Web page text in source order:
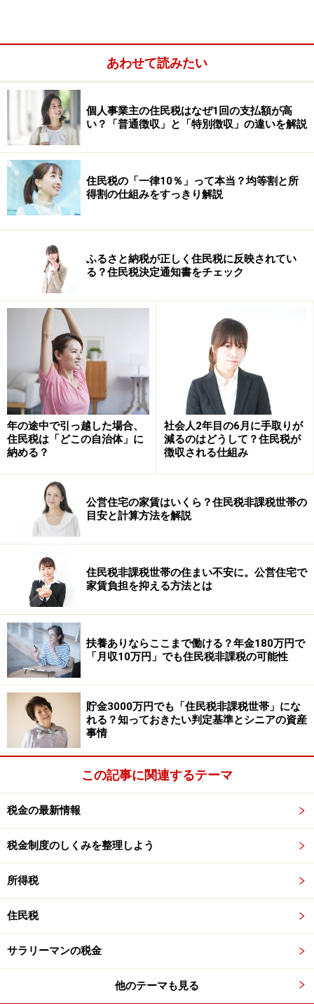
源泉所得税は所得税の一種で、税金の納め方が違うとい
ったところでしょうか。
対象は給料、退職金、年金、報酬など
源泉徴収税となるのは、利子、配当、給与、退職手当、
公的年金、報酬など。それぞれ、源泉徴収する税額の決
め方が細かく決められています。
この中で、給与、退職手当、報酬の源泉徴収所得税がど
のように決まるかを簡単にみてみましょう。
給料は税額表より源泉所得税が決まる
給料の場合、会社が従業員に代わって、給料から差し引
いて源泉所得税を国に納税します。この納税額は、給与
所得の源泉徴収税額表によって決まります。
給与所得の源泉徴収税額表（平成30年分・月額表）より、筆
者が加工したもの。毎月支払われる給料の場合、この月額表
から源泉所得税が決められる。扶養者の申告をしていえば、
扶養者の人数によって税額が変わる（甲欄参照）
この税額表は、毎月支払われる給料から控除される源泉
所得税を決めるためのものです。その月の給与（社会保
険料等を控除した後のもの）と、扶養親族の人数で税額
が自動的に決まります（甲欄より）。この扶養人数の数
は、年末調整などで会社に提出した「扶養控除等申告
書」から決められます。申告書を提出していない場合は
同様にボーナス（賞与）分も税額表があり、同様に源泉
所得税が決められ、ボーナス（賞与）から控除されて納
税しています。
年末調整で正式な所得税と清算
あわせて読みたい
個人事業主の住民税はなぜ1回の支払額が高
い？「普通徴収」と「特別徴収」の違いを解説
住民税の「一律10％」って本当？均等割と所
得割の仕組みをすっきり解説
ふるさと納税が正しく住民税に反映されてい
る？住民税決定通知書をチェック
年の途中で引っ越した場合、
住民税は「どこの自治体」に
納める？
社会人2年目の6月に手取りが
減るのはどうして？住民税が
徴収される仕組み
公営住宅の家賃はいくら？住民税非課税世帯の
目安と計算方法を解説
住民税非課税世帯の住まい不安に。公営住宅で
家賃負担を抑える方法とは
扶養ありならここまで働ける？年金180万円で
「月収10万円」でも住民税非課税の可能性
貯金3000万円でも「住民税非課税世帯」にな
れる？知っておきたい判定基準とシニアの資産
事情
この記事に関連するテーマ
税金の最新情報
税金制度のしくみを整理しよう
所得税
住民税
サラリーマンの税金
他のテーマも見る